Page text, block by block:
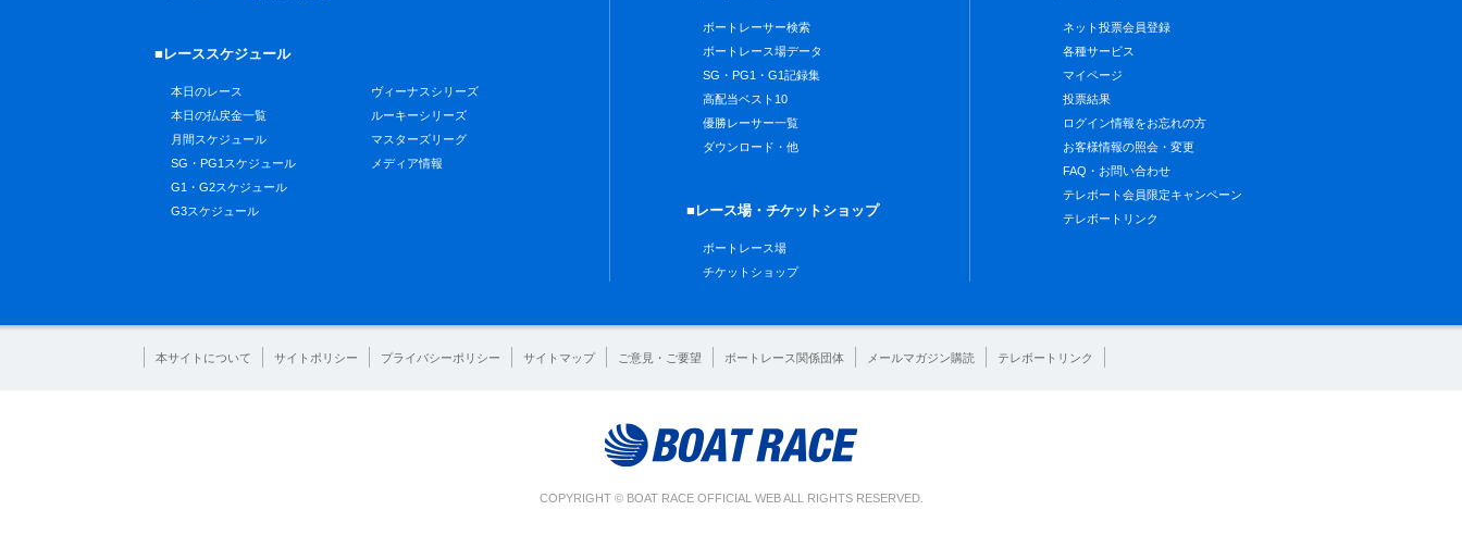
■レーススケジュール
本日のレース
本日の払戻金一覧
月間スケジュール
SG・PG1スケジュール
G1・G2スケジュール
G3スケジュール
ヴィーナスシリーズ
ルーキーシリーズ
マスターズリーグ
メディア情報
ボートレーサー検索
ボートレース場データ
SG・PG1・G1記録集
高配当ベスト10
優勝レーサー一覧
ダウンロード・他
■レース場・チケットショップ
ボートレース場
チケットショップ
ネット投票会員登録
各種サービス
マイページ
投票結果
ログイン情報をお忘れの方
お客様情報の照会・変更
FAQ・お問い合わせ
テレボート会員限定キャンペーン
テレボートリンク
本サイトについて サイトポリシー プライバシーポリシー サイトマップ ご意見・ご要望 ボートレース関係団体 メールマガジン購読 テレボートリンク
COPYRIGHT © BOAT RACE OFFICIAL WEB ALL RIGHTS RESERVED.